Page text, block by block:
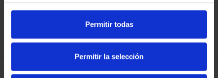
Permitir todas
Permitir la selección